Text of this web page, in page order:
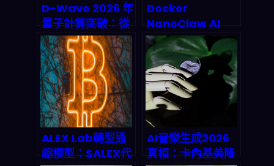
D-Wave 2026 年
量子計算突破：從
實驗室到商業應用
的震撼跨越
Docker
NanoClaw AI
Agent 來了：容
器化平台為何必須
擁抱自主決策能
力？
ALEX Lab轉型通
縮模型：$ALEX代
AI音樂生成2026
真相：卡內基美隆